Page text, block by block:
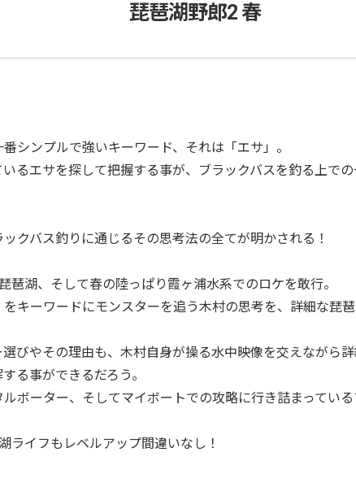
琵琶湖野郎2 春
シンプルで強いキーワード、それは「エサ」。
るエサを探して把握する事が、ブラックバスを釣る上での
クバス釣りに通じるその思考法の全てが明かされる！
琶湖、そして春の陸っぱり霞ヶ浦水系でのロケを敢行。
キーワードにモンスターを追う木村の思考を、詳細な琵
びやその理由も、木村自身が操る水中映像を交えながら
る事ができるだろう。
ボーター、そしてマイボートでの攻略に行き詰まってい
ライフもレベルアップ間違いなし！